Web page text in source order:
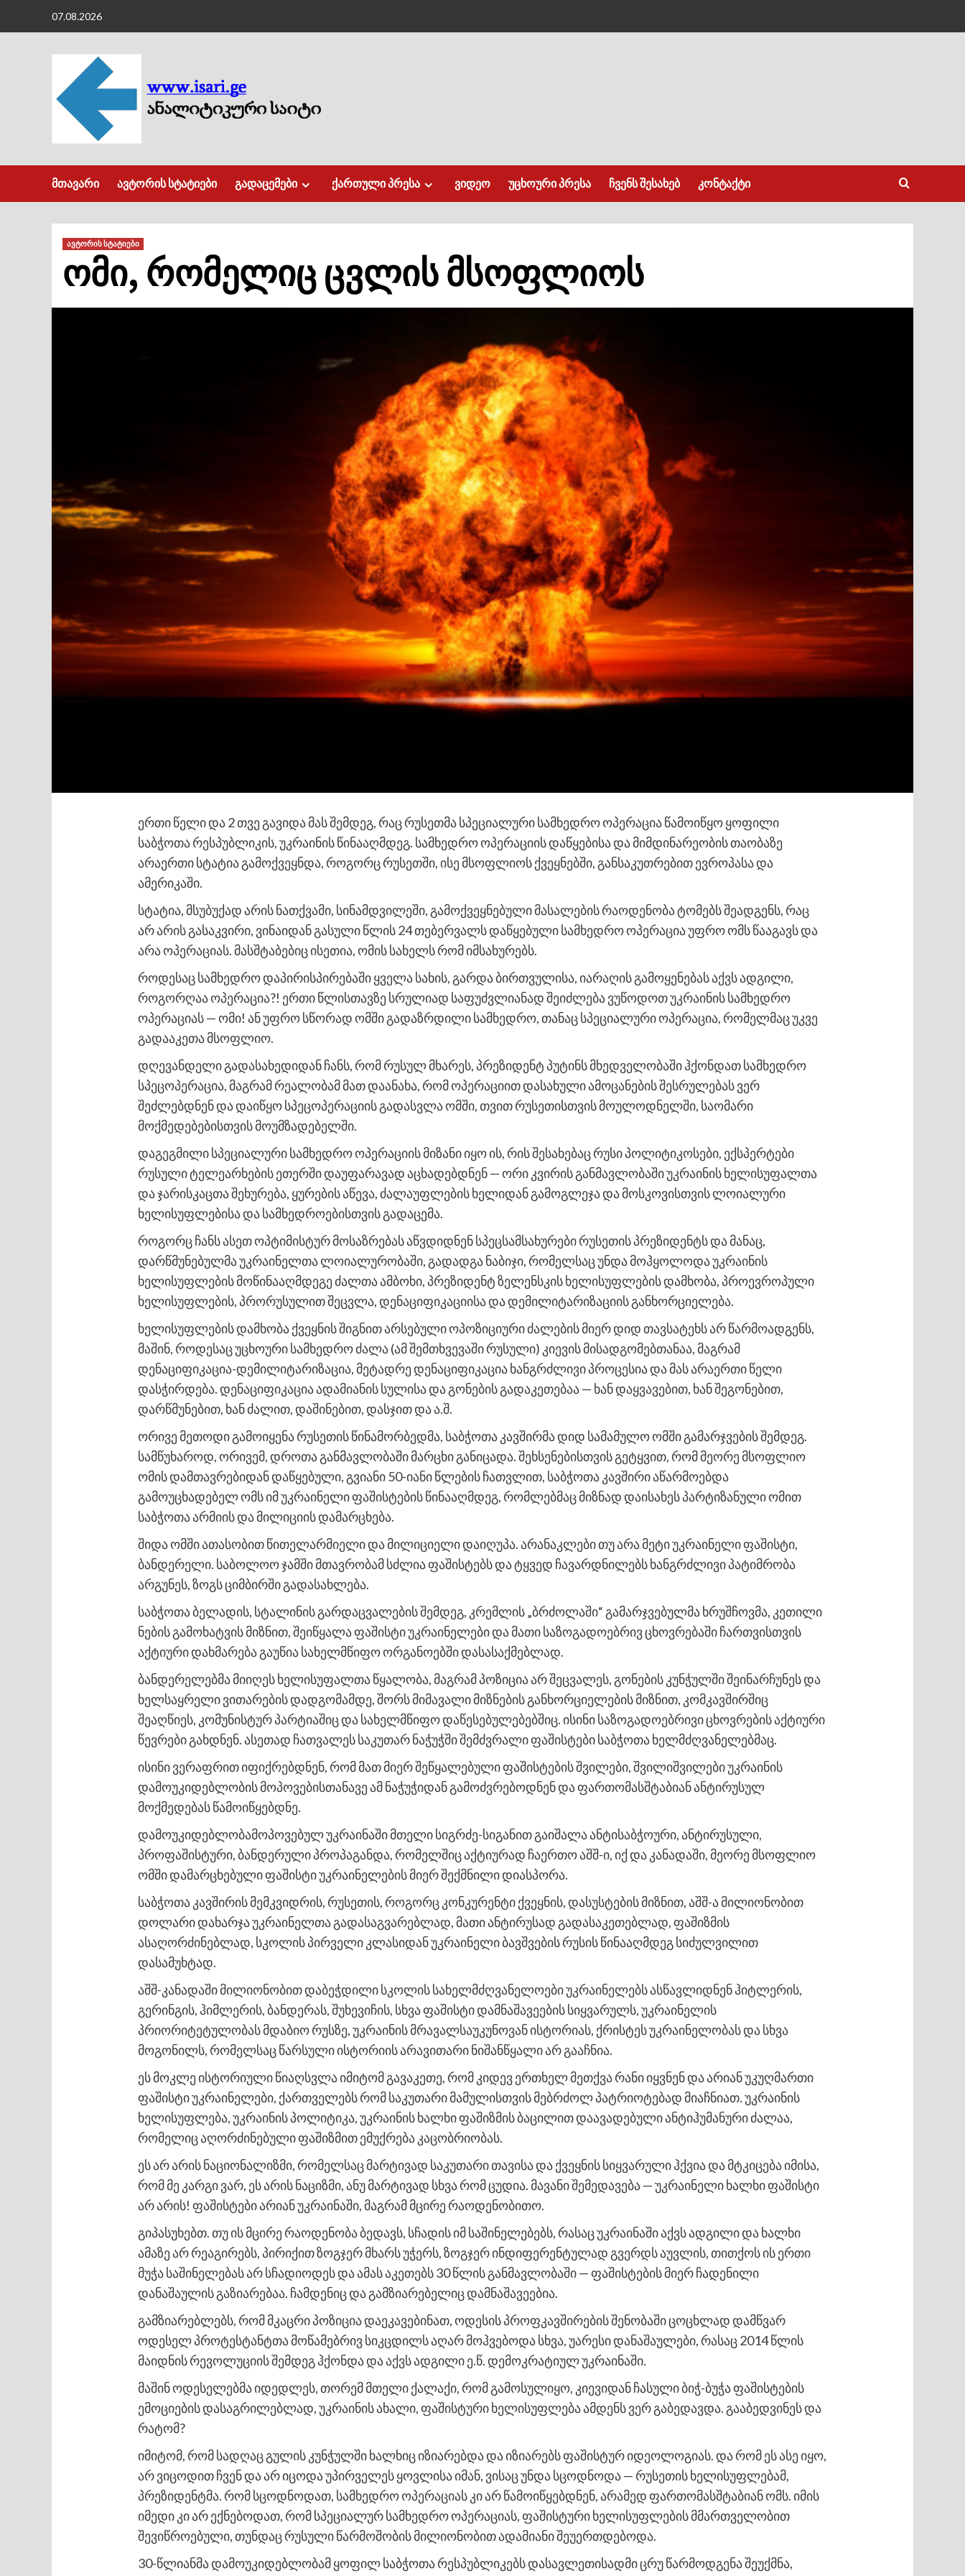
07.08.2026
მთავარი ავტორის სტატიები გადაცემები ქართული პრესა ვიდეო უცხოური პრესა ჩვენს შესახებ კონტაქტი
ავტორის სტატიები
ომი, რომელიც ცვლის მსოფლიოს
ერთი წელი და 2 თვე გავიდა მას შემდეგ, რაც რუსეთმა სპეციალური სამხედრო ოპერაცია წამოიწყო ყოფილი
საბჭოთა რესპუბლიკის, უკრაინის წინააღმდეგ. სამხედრო ოპერაციის დაწყებისა და მიმდინარეობის თაობაზე
არაერთი სტატია გამოქვეყნდა, როგორც რუსეთში, ისე მსოფლიოს ქვეყნებში, განსაკუთრებით ევროპასა და
ამერიკაში.
სტატია, მსუბუქად არის ნათქვამი, სინამდვილეში, გამოქვეყნებული მასალების რაოდენობა ტომებს შეადგენს, რაც
არ არის გასაკვირი, ვინაიდან გასული წლის 24 თებერვალს დაწყებული სამხედრო ოპერაცია უფრო ომს წააგავს და
არა ოპერაციას. მასშტაბებიც ისეთია, ომის სახელს რომ იმსახურებს.
როდესაც სამხედრო დაპირისპირებაში ყველა სახის, გარდა ბირთვულისა, იარაღის გამოყენებას აქვს ადგილი,
როგორღაა ოპერაცია?! ერთი წლისთავზე სრულიად საფუძვლიანად შეიძლება ვუწოდოთ უკრაინის სამხედრო
ოპერაციას — ომი! ან უფრო სწორად ომში გადაზრდილი სამხედრო, თანაც სპეციალური ოპერაცია, რომელმაც უკვე
გადააკეთა მსოფლიო.
დღევანდელი გადასახედიდან ჩანს, რომ რუსულ მხარეს, პრეზიდენტ პუტინს მხედველობაში ჰქონდათ სამხედრო
სპეცოპერაცია, მაგრამ რეალობამ მათ დაანახა, რომ ოპერაციით დასახული ამოცანების შესრულებას ვერ
შეძლებდნენ და დაიწყო სპეცოპერაციის გადასვლა ომში, თვით რუსეთისთვის მოულოდნელში, საომარი
მოქმედებებისთვის მოუმზადებელში.
დაგეგმილი სპეციალური სამხედრო ოპერაციის მიზანი იყო ის, რის შესახებაც რუსი პოლიტიკოსები, ექსპერტები
რუსული ტელეარხების ეთერში დაუფარავად აცხადებდნენ — ორი კვირის განმავლობაში უკრაინის ხელისუფალთა
და ჯარისკაცთა შეხურება, ყურების აწევა, ძალაუფლების ხელიდან გამოგლეჯა და მოსკოვისთვის ლოიალური
ხელისუფლებისა და სამხედროებისთვის გადაცემა.
როგორც ჩანს ასეთ ოპტიმისტურ მოსაზრებას აწვდიდნენ სპეცსამსახურები რუსეთის პრეზიდენტს და მანაც,
დარწმუნებულმა უკრაინელთა ლოიალურობაში, გადადგა ნაბიჯი, რომელსაც უნდა მოჰყოლოდა უკრაინის
ხელისუფლების მოწინააღმდეგე ძალთა ამბოხი, პრეზიდენტ ზელენსკის ხელისუფლების დამხობა, პროევროპული
ხელისუფლების, პრორუსულით შეცვლა, დენაციფიკაციისა და დემილიტარიზაციის განხორციელება.
ხელისუფლების დამხობა ქვეყნის შიგნით არსებული ოპოზიციური ძალების მიერ დიდ თავსატეხს არ წარმოადგენს,
მაშინ, როდესაც უცხოური სამხედრო ძალა (ამ შემთხვევაში რუსული) კიევის მისადგომებთანაა, მაგრამ
დენაციფიკაცია-დემილიტარიზაცია, მეტადრე დენაციფიკაცია ხანგრძლივი პროცესია და მას არაერთი წელი
დასჭირდება. დენაციფიკაცია ადამიანის სულისა და გონების გადაკეთებაა — ხან დაყვავებით, ხან შეგონებით,
დარწმუნებით, ხან ძალით, დაშინებით, დასჯით და ა.შ.
ორივე მეთოდი გამოიყენა რუსეთის წინამორბედმა, საბჭოთა კავშირმა დიდ სამამულო ომში გამარჯვების შემდეგ.
სამწუხაროდ, ორივემ, დროთა განმავლობაში მარცხი განიცადა. შეხსენებისთვის გეტყვით, რომ მეორე მსოფლიო
ომის დამთავრებიდან დაწყებული, გვიანი 50-იანი წლების ჩათვლით, საბჭოთა კავშირი აწარმოებდა
გამოუცხადებელ ომს იმ უკრაინელი ფაშისტების წინააღმდეგ, რომლებმაც მიზნად დაისახეს პარტიზანული ომით
საბჭოთა არმიის და მილიციის დამარცხება.
შიდა ომში ათასობით წითელარმიელი და მილიციელი დაიღუპა. არანაკლები თუ არა მეტი უკრაინელი ფაშისტი,
ბანდერელი. საბოლოო ჯამში მთავრობამ სძლია ფაშისტებს და ტყვედ ჩავარდნილებს ხანგრძლივი პატიმრობა
არგუნეს, ზოგს ციმბირში გადასახლება.
საბჭოთა ბელადის, სტალინის გარდაცვალების შემდეგ, კრემლის „ბრძოლაში“ გამარჯვებულმა ხრუშჩოვმა, კეთილი
ნების გამოხატვის მიზნით, შეიწყალა ფაშისტი უკრაინელები და მათი საზოგადოებრივ ცხოვრებაში ჩართვისთვის
აქტიური დახმარება გაუწია სახელმწიფო ორგანოებში დასასაქმებლად.
ბანდერელებმა მიიღეს ხელისუფალთა წყალობა, მაგრამ პოზიცია არ შეცვალეს, გონების კუნჭულში შეინარჩუნეს და
ხელსაყრელი ვითარების დადგომამდე, შორს მიმავალი მიზნების განხორციელების მიზნით, კომკავშირშიც
შეაღწიეს, კომუნისტურ პარტიაშიც და სახელმწიფო დაწესებულებებშიც. ისინი საზოგადოებრივი ცხოვრების აქტიური
წევრები გახდნენ. ასეთად ჩათვალეს საკუთარ ნაჭუჭში შემძვრალი ფაშისტები საბჭოთა ხელმძღვანელებმაც.
ისინი ვერაფრით იფიქრებდნენ, რომ მათ მიერ შეწყალებული ფაშისტების შვილები, შვილიშვილები უკრაინის
დამოუკიდებლობის მოპოვებისთანავე ამ ნაჭუჭიდან გამოძვრებოდნენ და ფართომასშტაბიან ანტირუსულ
მოქმედებას წამოიწყებდნე.
დამოუკიდებლობამოპოვებულ უკრაინაში მთელი სიგრძე-სიგანით გაიშალა ანტისაბჭოური, ანტირუსული,
პროფაშისტური, ბანდერული პროპაგანდა, რომელშიც აქტიურად ჩაერთო აშშ-ი, იქ და კანადაში, მეორე მსოფლიო
ომში დამარცხებული ფაშისტი უკრაინელების მიერ შექმნილი დიასპორა.
საბჭოთა კავშირის მემკვიდრის, რუსეთის, როგორც კონკურენტი ქვეყნის, დასუსტების მიზნით, აშშ-ა მილიონობით
დოლარი დახარჯა უკრაინელთა გადასაგვარებლად, მათი ანტირუსად გადასაკეთებლად, ფაშიზმის
ასაღორძინებლად, სკოლის პირველი კლასიდან უკრაინელი ბავშვების რუსის წინააღმდეგ სიძულვილით
დასამუხტად.
აშშ-კანადაში მილიონობით დაბეჭდილი სკოლის სახელმძღვანელოები უკრაინელებს ასწავლიდნენ ჰიტლერის,
გერინგის, ჰიმლერის, ბანდერას, შუხევიჩის, სხვა ფაშისტი დამნაშავეების სიყვარულს, უკრაინელის
პრიორიტეტულობას მდაბიო რუსზე, უკრაინის მრავალსაუკუნოვან ისტორიას, ქრისტეს უკრაინელობას და სხვა
მოგონილს, რომელსაც წარსული ისტორიის არავითარი ნიშანწყალი არ გააჩნია.
ეს მოკლე ისტორიული წიაღსვლა იმიტომ გავაკეთე, რომ კიდევ ერთხელ მეთქვა რანი იყვნენ და არიან უკუღმართი
ფაშისტი უკრაინელები, ქართველებს რომ საკუთარი მამულისთვის მებრძოლ პატრიოტებად მიაჩნიათ. უკრაინის
ხელისუფლება, უკრაინის პოლიტიკა, უკრაინის ხალხი ფაშიზმის ბაცილით დაავადებული ანტიჰუმანური ძალაა,
რომელიც აღორძინებული ფაშიზმით ემუქრება კაცობრიობას.
ეს არ არის ნაციონალიზმი, რომელსაც მარტივად საკუთარი თავისა და ქვეყნის სიყვარული ჰქვია და მტკიცება იმისა,
რომ მე კარგი ვარ, ეს არის ნაციზმი, ანუ მარტივად სხვა რომ ცუდია. მავანი შემედავება — უკრაინელი ხალხი ფაშისტი
არ არის! ფაშისტები არიან უკრაინაში, მაგრამ მცირე რაოდენობითო.
გიპასუხებთ. თუ ის მცირე რაოდენობა ბედავს, სჩადის იმ საშინელებებს, რასაც უკრაინაში აქვს ადგილი და ხალხი
ამაზე არ რეაგირებს, პირიქით ზოგჯერ მხარს უჭერს, ზოგჯერ ინდიფერენტულად გვერდს აუვლის, თითქოს ის ერთი
მუჭა საშინელებას არ სჩადიოდეს და ამას აკეთებს 30 წლის განმავლობაში — ფაშისტების მიერ ჩადენილი
დანაშაულის გაზიარებაა. ჩამდენიც და გამზიარებელიც დამნაშავეებია.
გამზიარებლებს, რომ მკაცრი პოზიცია დაეკავებინათ, ოდესის პროფკავშირების შენობაში ცოცხლად დამწვარ
ოდესელ პროტესტანტთა მოწამებრივ სიკცდილს აღარ მოჰვებოდა სხვა, უარესი დანაშაულები, რასაც 2014 წლის
მაიდნის რევოლუციის შემდეგ ჰქონდა და აქვს ადგილი ე.წ. დემოკრატიულ უკრაინაში.
მაშინ ოდესელებმა იდედლეს, თორემ მთელი ქალაქი, რომ გამოსულიყო, კიევიდან ჩასული ბიჭ-ბუჭა ფაშისტების
ემოციების დასაგრილებლად, უკრაინის ახალი, ფაშისტური ხელისუფლება ამდენს ვერ გაბედავდა. გააბედვინეს და
რატომ?
იმიტომ, რომ სადღაც გულის კუნჭულში ხალხიც იზიარებდა და იზიარებს ფაშისტურ იდეოლოგიას. და რომ ეს ასე იყო,
არ ვიცოდით ჩვენ და არ იცოდა უპირველეს ყოვლისა იმან, ვისაც უნდა სცოდნოდა — რუსეთის ხელისუფლებამ,
პრეზიდენტმა. რომ სცოდნოდათ, სამხედრო ოპერაციას კი არ წამოიწყებდნენ, არამედ ფართომასშტაბიან ომს. იმის
იმედი კი არ ექნებოდათ, რომ სპეციალურ სამხედრო ოპერაციას, ფაშისტური ხელისუფლების მმართველობით
შევიწროებული, თუნდაც რუსული წარმოშობის მილიონობით ადამიანი შეუერთდებოდა.
30-წლიანმა დამოუკიდებლობამ ყოფილ საბჭოთა რესპუბლიკებს დასავლეთისადმი ცრუ წარმოდგენა შეუქმნა,